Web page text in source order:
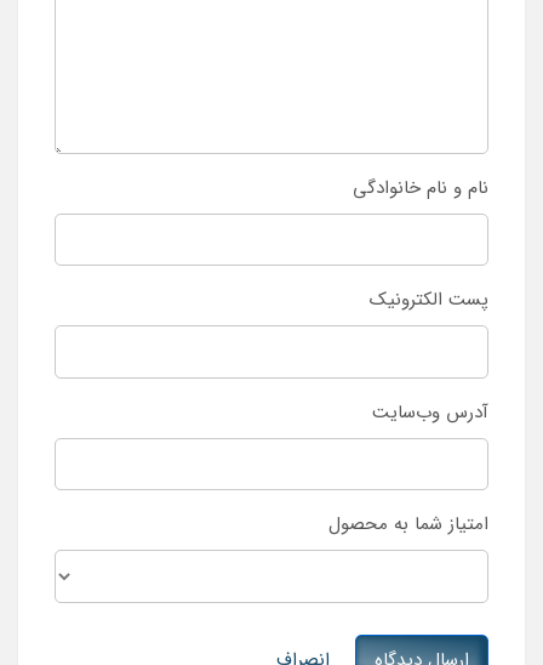
نام و نام خانوادگی
پست الکترونیک
آدرس وب‌سایت
امتیاز شما به محصول